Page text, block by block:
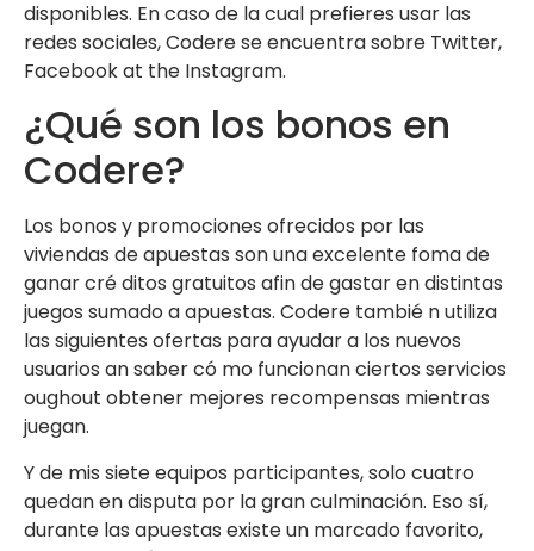
disponibles. En caso de la cual prefieres usar las
redes sociales, Codere se encuentra sobre Twitter,
Facebook at the Instagram.
¿Qué son los bonos en
Codere?
Los bonos y promociones ofrecidos por las
viviendas de apuestas son una excelente foma de
ganar cré ditos gratuitos afin de gastar en distintas
juegos sumado a apuestas. Codere tambié n utiliza
las siguientes ofertas para ayudar a los nuevos
usuarios an saber có mo funcionan ciertos servicios
oughout obtener mejores recompensas mientras
juegan.
Y de mis siete equipos participantes, solo cuatro
quedan en disputa por la gran culminación. Eso sí,
durante las apuestas existe un marcado favorito,